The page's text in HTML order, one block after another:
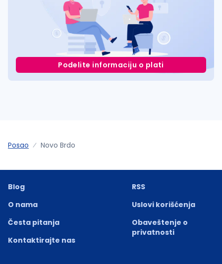
Podelite informaciju o plati
Posao Novo Brdo
Blog
O nama
Česta pitanja
Kontaktirajte nas
RSS
Uslovi korišćenja
Obaveštenje o
privatnosti